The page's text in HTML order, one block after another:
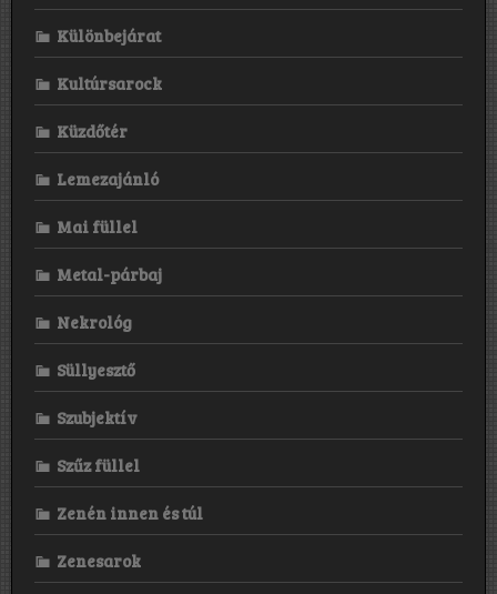
Különbejárat
Kultúrsarock
Küzdőtér
Lemezajánló
Mai füllel
Metal-párbaj
Nekrológ
Süllyesztő
Szubjektív
Szűz füllel
Zenén innen és túl
Zenesarok